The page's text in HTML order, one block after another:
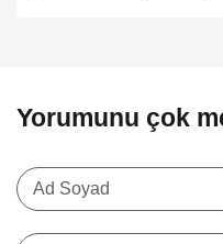
Yorumunu çok
Ad Soyad